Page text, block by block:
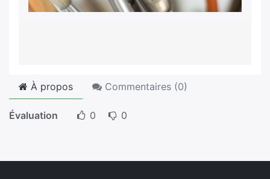
À propos Commentaires (0)
Évaluation 0 0